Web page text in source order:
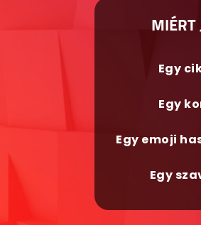
MIÉRT
Egy
Egy
Egy emoji
Egy